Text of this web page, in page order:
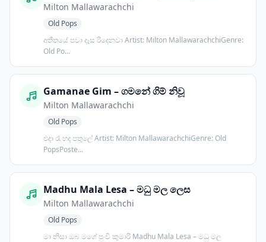
Milton Mallawarachchi
Old Pops
අතීතයේ පවා දෑස රිදෙනවා Artist: Milton MallawarachchiGenre:
Old Po...
Gamanae Gim – ගමනේ ගිම් නිවූ
Milton Mallawarachchi
Old Pops
එදා රෑ හද පතුලේ Artist: Milton MallawarachchiGenre: Old
PopsPoste...
Madhu Mala Lesa – මධු මල ලෙස
Milton Mallawarachchi
Old Pops
මා නිසා ඔබ මගේ පුංචි කුමාරි Madhu Mala Lesa – මධු මල